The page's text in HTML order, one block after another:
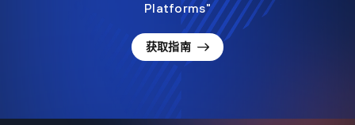
Platforms"
获取指南